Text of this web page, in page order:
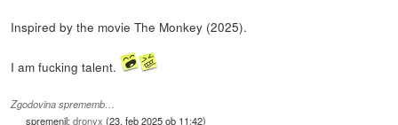
Inspired by the movie The Monkey (2025).
I am fucking talent.
Zgodovina sprememb…
spremenil:dronyx (23. feb 2025 ob 11:42)